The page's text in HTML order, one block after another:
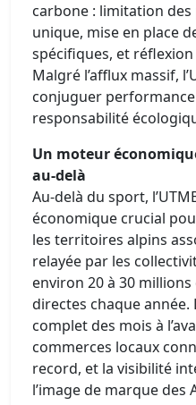
carbone : limitation
unique, mise en place
spécifiques, et
Malgré l’afflux massif,
conjuguer
responsabilité
Un moteur
au-delà
Au-delà du sport,
économique crucial
les territoires alpins
relayée par les
environ 20 à 30
directes chaque
complet des mois à
commerces locaux
record, et la visibilité
l’image de marque des